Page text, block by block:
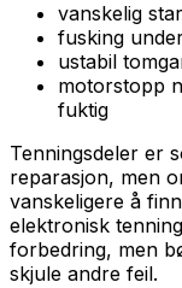
vanskelig
fusking
ustabil
motorstopp
fuktig
Tenningsdeler er
reparasjon, men
vanskeligere å
elektronisk
forbedring, men
skjule andre feil.